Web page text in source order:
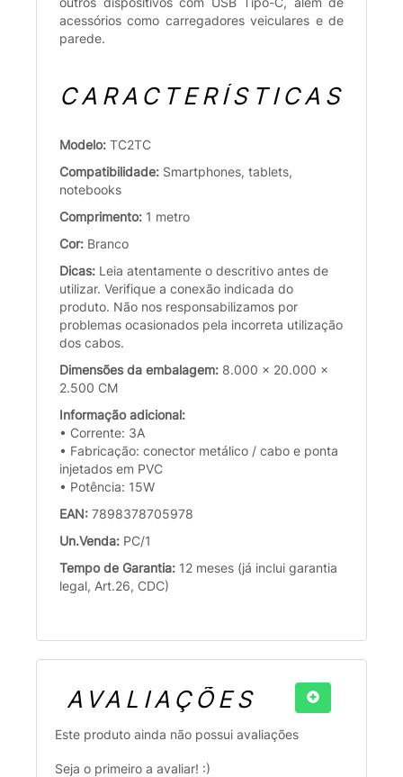
acessórios como carregadores veiculares e de
parede.
CARACTERÍSTICAS
Modelo: TC2TC
Compatibilidade: Smartphones, tablets,
notebooks
Comprimento: 1 metro
Cor: Branco
Dicas: Leia atentamente o descritivo antes de
utilizar. Verifique a conexão indicada do
produto. Não nos responsabilizamos por
problemas ocasionados pela incorreta utilização
dos cabos.
Dimensões da embalagem: 8.000 x 20.000 x
2.500 CM
Informação adicional:
• Corrente: 3A
• Fabricação: conector metálico / cabo e ponta
injetados em PVC
• Potência: 15W
EAN: 7898378705978
Un.Venda: PC/1
Tempo de Garantia: 12 meses (já inclui garantia
legal, Art.26, CDC)
AVALIAÇÕES
Este produto ainda não possui avaliações
Seja o primeiro a avaliar! :)